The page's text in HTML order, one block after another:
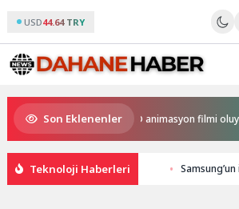
USD44.64 TRY
Son Eklenenler
Türkiye’nin ilk IMAX® animasyon filmi oluyor
Teknoloji Haberleri